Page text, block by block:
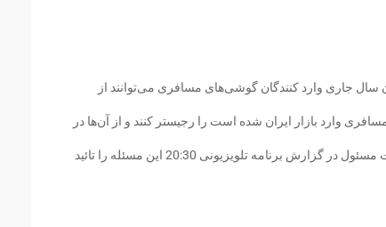
سال جاری وارد کنندگان گوشی‌های مسافری می‌توانند از
وارد بازار ایران شده است را رجیستر کنند و از آن‌ها در
بازار استفاده کنند. شب گذشته نیز برخی از مقامات مسئول در گزارش برنامه تلویزیونی 20:30 این مسئله را تائید